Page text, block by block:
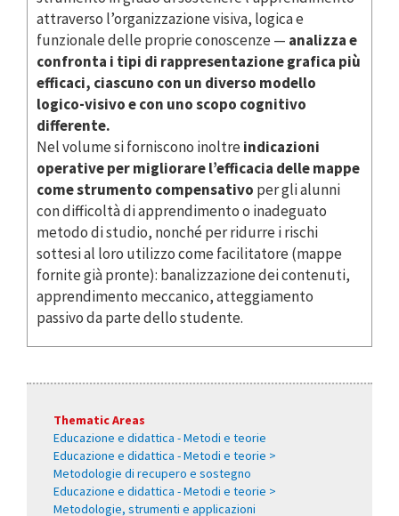
attraverso l’organizzazione visiva, logica e
funzionale delle proprie conoscenze — analizza e
confronta i tipi di rappresentazione grafica più
efficaci, ciascuno con un diverso modello
logico-visivo e con uno scopo cognitivo
differente.
Nel volume si forniscono inoltreindicazioni
operative per migliorare l’efficacia delle mappe
come strumento compensativo per gli alunni
con difficoltà di apprendimento o inadeguato
metodo di studio, nonché per ridurre i rischi
sottesi al loro utilizzo come facilitatore (mappe
fornite già pronte): banalizzazione dei contenuti,
apprendimento meccanico, atteggiamento
passivo da parte dello studente.
Thematic Areas
Educazione e didattica - Metodi e teorie
Educazione e didattica - Metodi e teorie >
Metodologie di recupero e sostegno
Educazione e didattica - Metodi e teorie >
Metodologie, strumenti e applicazioni